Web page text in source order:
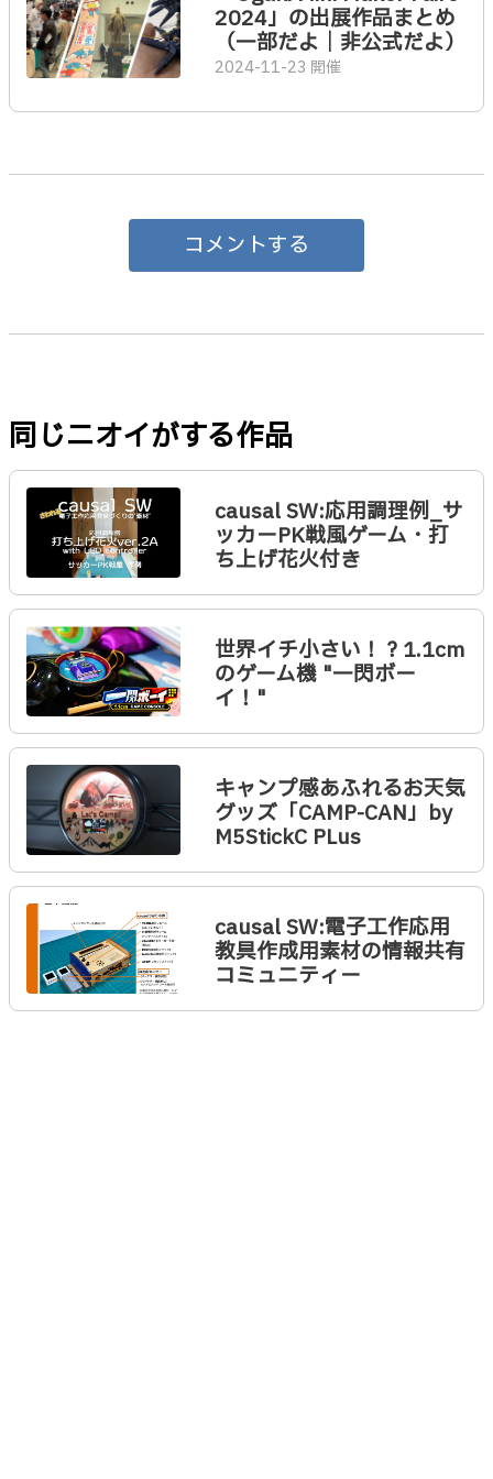
2024」の出展作品まとめ
（一部だよ｜非公式だよ）
2024-11-23 開催
コメントする
同じニオイがする作品
causal SW:応用調理例_サ
ッカーPK戦風ゲーム・打
ち上げ花火付き
世界イチ小さい！？1.1cm
のゲーム機 "一閃ボー
イ！"
キャンプ感あふれるお天気
グッズ「CAMP-CAN」by
M5StickC PLus
causal SW:電子工作応用
教具作成用素材の情報共有
コミュニティー